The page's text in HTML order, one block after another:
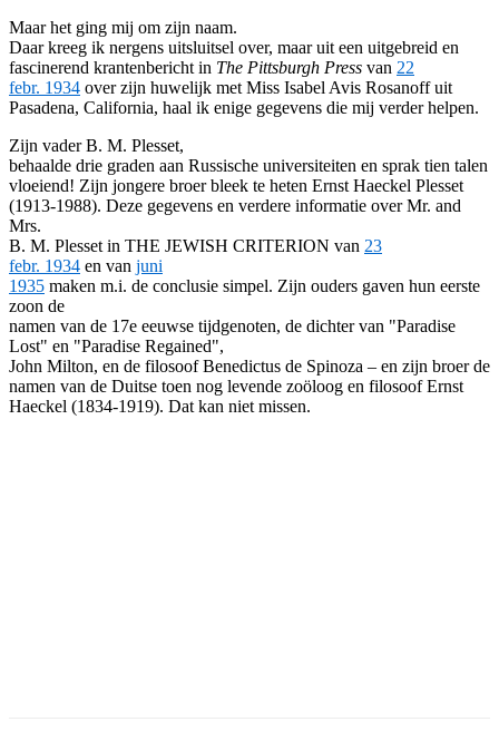
Maar het ging mij om zijn naam.
Daar kreeg ik nergens uitsluitsel over, maar uit een uitgebreid en
fascinerend krantenbericht in The Pittsburgh Press van 22
febr. 1934 over zijn huwelijk met Miss Isabel Avis Rosanoff uit
Pasadena, California, haal ik enige gegevens die mij verder helpen.
Zijn vader B. M. Plesset,
behaalde drie graden aan Russische universiteiten en sprak tien talen
vloeiend! Zijn jongere broer bleek te heten Ernst Haeckel Plesset
(1913-1988). Deze gegevens en verdere informatie over Mr. and
Mrs.
B. M. Plesset in THE JEWISH CRITERION van 23
febr. 1934 en van juni
1935 maken m.i. de conclusie simpel. Zijn ouders gaven hun eerste
zoon de
namen van de 17e eeuwse tijdgenoten, de dichter van "Paradise
Lost" en "Paradise Regained",
John Milton, en de filosoof Benedictus de Spinoza – en zijn broer de
namen van de Duitse toen nog levende zoöloog en filosoof Ernst
Haeckel (1834-1919). Dat kan niet missen.